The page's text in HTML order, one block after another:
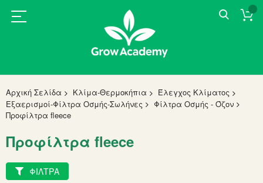
Αρχική Σελίδα Κλίμα-Θερμοκήπια
Έλεγχος Κλίματος
Εξαερισμοί-Φίλτρα Οσμής-Σωλήνες
Φίλτρα Οσμής - Όζον
Προφίλτρα fleece
Προφίλτρα fleece
ΦΙΛΤΡΑ